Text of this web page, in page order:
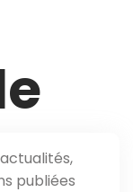
publiées